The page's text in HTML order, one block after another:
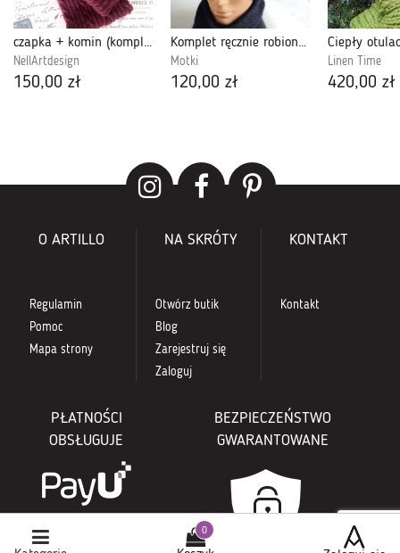
czapka + komin (komplet)
NellArtdesign
150,00 zł
Komplet ręcznie robiony na drutach z alpaką, czarny.
Motki
120,00 zł
Linen Time
420,00 zł
O ARTILLO
Regulamin
Pomoc
Mapa strony
NA SKRÓTY
Otwórz butik
Blog
Zarejestruj się
Zaloguj
KONTAKT
Kontakt
PŁATNOŚCI
OBSŁUGUJE
BEZPIECZEŃSTWO
GWARANTOWANE